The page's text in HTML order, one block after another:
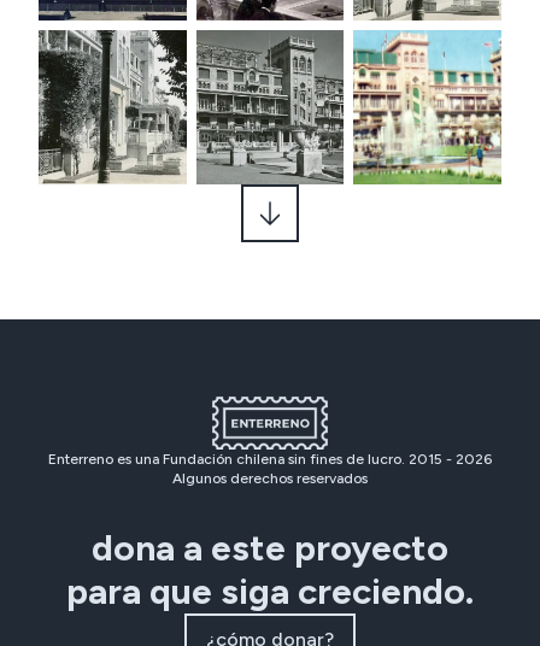
Enterreno es una Fundación chilena sin fines de lucro. 2015 - 2026
Algunos derechos reservados
dona a este proyecto
para que siga creciendo.
¿cómo donar?